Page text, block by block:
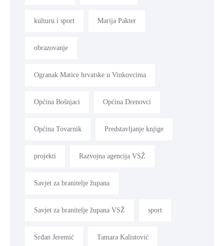
kulturu i sport Marija Pakter
obrazovanje
Ogranak Matice hrvatske u Vinkovcima
Općina Bošnjaci Općina Drenovci
Općina Tovarnik Predstavljanje knjige
projekti Razvojna agencija VSŽ
Savjet za branitelje župana
Savjet za branitelje župana VSŽ sport
Srđan Jeremić Tamara Kalistović